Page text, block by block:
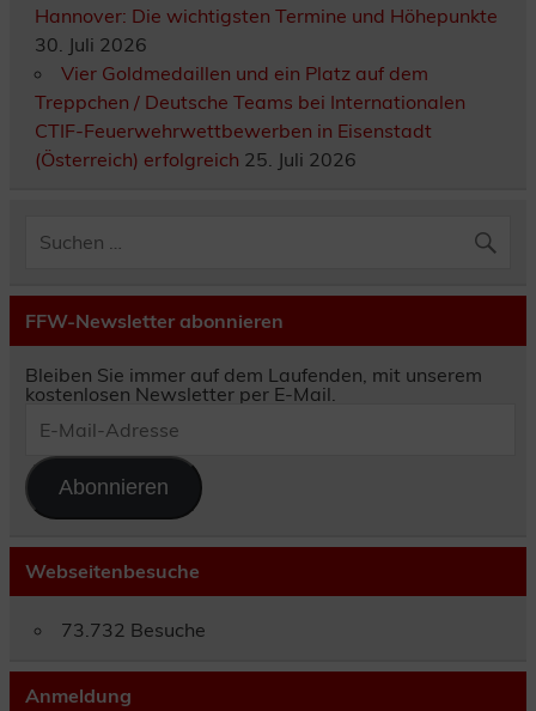
Hannover: Die wichtigsten Termine und Höhepunkte
30. Juli 2026
Vier Goldmedaillen und ein Platz auf dem
Treppchen / Deutsche Teams bei Internationalen
CTIF-Feuerwehrwettbewerben in Eisenstadt
(Österreich) erfolgreich 25. Juli 2026
FFW-Newsletter abonnieren
Bleiben Sie immer auf dem Laufenden, mit unserem
kostenlosen Newsletter per E-Mail.
Mail-
Abonnieren
Webseitenbesuche
73.732 Besuche
Anmeldung